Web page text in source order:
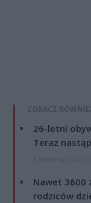
ZOBACZ
26-letni
Teraz
Nawet 3600
rodziców